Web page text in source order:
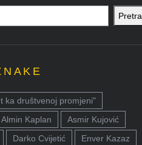
ka društvenoj promjeni"
Almin Kaplan
Asmir Kujović
Darko Cvijetić
Enver Kazaz